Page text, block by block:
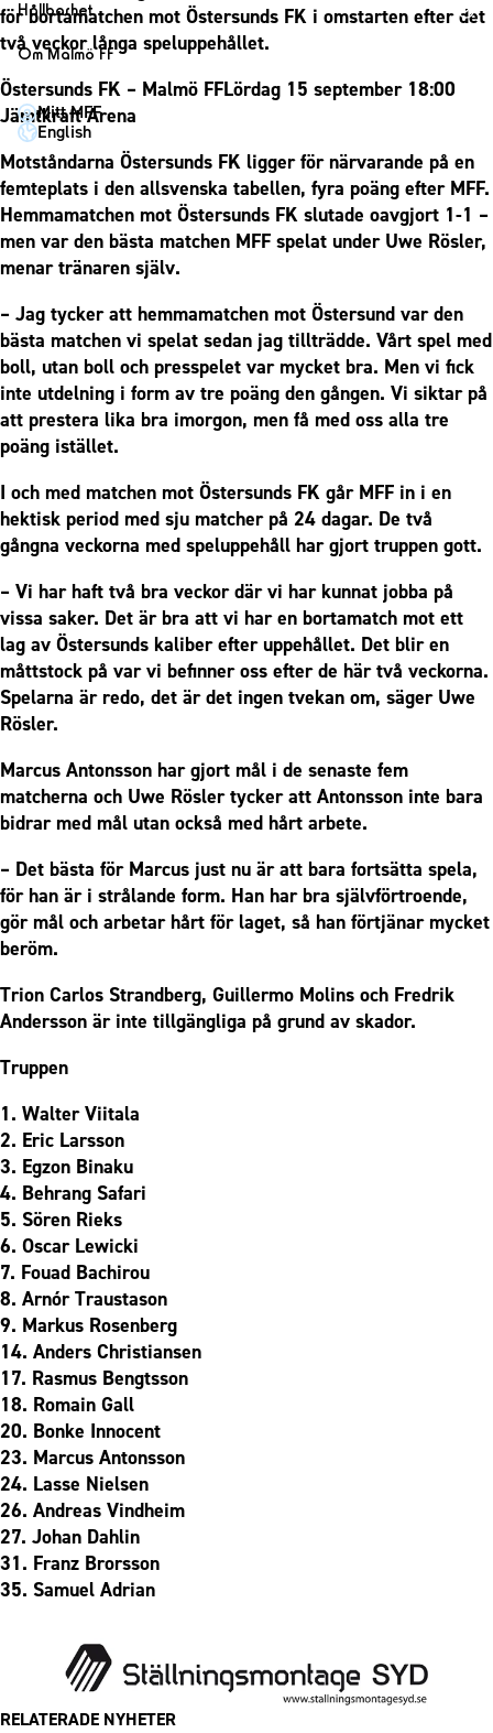
Fotbollsnätverket
P19
P17
F17
Malmö Trophy
Partner dam
Matchdag på Eleda Stadion
MFF-museet & rundvandringar
Fest & Event
Möte
Mässa
Sommarfest
Julshow
Inspiration
Vanliga frågor om 1910 Event
Hållbarhet
Hållbarhet
Himmelsblå framtid – en match för miljön
MFF i samhället
Laget för alla
Nattfotboll
Himmelsblå Tillsammans
Karriärakademin
Skolakademier
Fonder
Om Malmö FF
Om Malmö FF
Kontakt
Press och media
Historik – herrlaget
Historik – damlaget
Närstående organisationer
Personuppgiftspolicy
Mitt MFF
English
för bortamatchen mot Östersunds FK i omstarten efter det
två veckor långa speluppehållet.
Östersunds FK – Malmö FFLördag 15 september 18:00
Jämtkraft Arena
Motståndarna Östersunds FK ligger för närvarande på en
femteplats i den allsvenska tabellen, fyra poäng efter MFF.
Hemmamatchen mot Östersunds FK slutade oavgjort 1-1 –
men var den bästa matchen MFF spelat under Uwe Rösler,
menar tränaren själv.
– Jag tycker att hemmamatchen mot Östersund var den
bästa matchen vi spelat sedan jag tillträdde. Vårt spel med
boll, utan boll och presspelet var mycket bra. Men vi fick
inte utdelning i form av tre poäng den gången. Vi siktar på
att prestera lika bra imorgon, men få med oss alla tre
poäng istället.
I och med matchen mot Östersunds FK går MFF in i en
hektisk period med sju matcher på 24 dagar. De två
gångna veckorna med speluppehåll har gjort truppen gott.
– Vi har haft två bra veckor där vi har kunnat jobba på
vissa saker. Det är bra att vi har en bortamatch mot ett
lag av Östersunds kaliber efter uppehållet. Det blir en
måttstock på var vi befinner oss efter de här två veckorna.
Spelarna är redo, det är det ingen tvekan om, säger Uwe
Rösler.
Marcus Antonsson har gjort mål i de senaste fem
matcherna och Uwe Rösler tycker att Antonsson inte bara
bidrar med mål utan också med hårt arbete.
– Det bästa för Marcus just nu är att bara fortsätta spela,
för han är i strålande form. Han har bra självförtroende,
gör mål och arbetar hårt för laget, så han förtjänar mycket
beröm.
Trion Carlos Strandberg, Guillermo Molins och Fredrik
Andersson är inte tillgängliga på grund av skador.
Truppen
1. Walter Viitala
2. Eric Larsson
3. Egzon Binaku
4. Behrang Safari
5. Sören Rieks
6. Oscar Lewicki
7. Fouad Bachirou
8. Arnór Traustason
9. Markus Rosenberg
14. Anders Christiansen
17. Rasmus Bengtsson
18. Romain Gall
20. Bonke Innocent
23. Marcus Antonsson
24. Lasse Nielsen
26. Andreas Vindheim
27. Johan Dahlin
31. Franz Brorsson
35. Samuel Adrian
RELATERADE NYHETER